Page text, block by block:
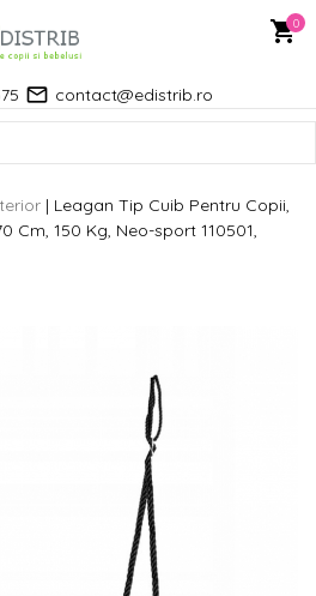
0
contact@edistrib.ro
| Leagan Tip Cuib Pentru Copii,
Cm, 150 Kg, Neo-sport 110501,